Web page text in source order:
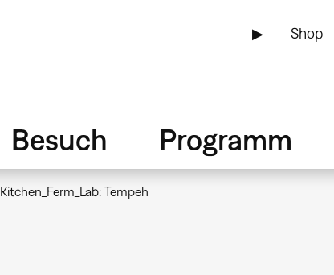
▶ Shop
Besuch Programm
Kitchen_Ferm_Lab: Tempeh